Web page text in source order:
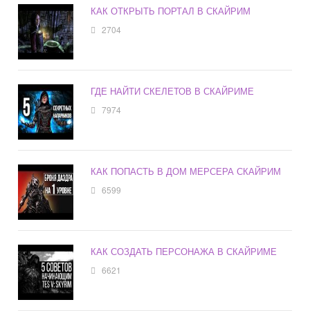
КАК ОТКРЫТЬ ПОРТАЛ В СКАЙРИМ
2704
ГДЕ НАЙТИ СКЕЛЕТОВ В СКАЙРИМЕ
7974
КАК ПОПАСТЬ В ДОМ МЕРСЕРА СКАЙРИМ
6599
КАК СОЗДАТЬ ПЕРСОНАЖА В СКАЙРИМЕ
6621